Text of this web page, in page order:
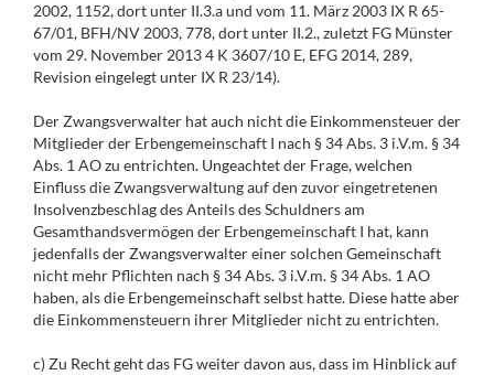
2002, 1152, dort unter II.3.a und vom 11. März 2003 IX R 65-
67/01, BFH/NV 2003, 778, dort unter II.2., zuletzt FG Münster
vom 29. November 2013 4 K 3607/10 E, EFG 2014, 289,
Revision eingelegt unter IX R 23/14).
Der Zwangsverwalter hat auch nicht die Einkommensteuer der
Mitglieder der Erbengemeinschaft I nach § 34 Abs. 3 i.V.m. § 34
Abs. 1 AO zu entrichten. Ungeachtet der Frage, welchen
Einfluss die Zwangsverwaltung auf den zuvor eingetretenen
Insolvenzbeschlag des Anteils des Schuldners am
Gesamthandsvermögen der Erbengemeinschaft I hat, kann
jedenfalls der Zwangsverwalter einer solchen Gemeinschaft
nicht mehr Pflichten nach § 34 Abs. 3 i.V.m. § 34 Abs. 1 AO
haben, als die Erbengemeinschaft selbst hatte. Diese hatte aber
die Einkommensteuern ihrer Mitglieder nicht zu entrichten.
c) Zu Recht geht das FG weiter davon aus, dass im Hinblick auf